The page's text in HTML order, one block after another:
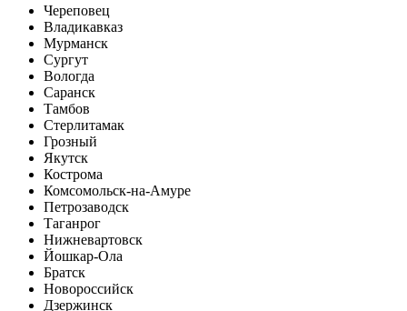
Череповец
Владикавказ
Мурманск
Сургут
Вологда
Саранск
Тамбов
Стерлитамак
Грозный
Якутск
Кострома
Комсомольск-на-Амуре
Петрозаводск
Таганрог
Нижневартовск
Йошкар-Ола
Братск
Новороссийск
Дзержинск